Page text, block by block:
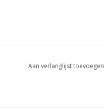
Aan verlanglijst toevoegen